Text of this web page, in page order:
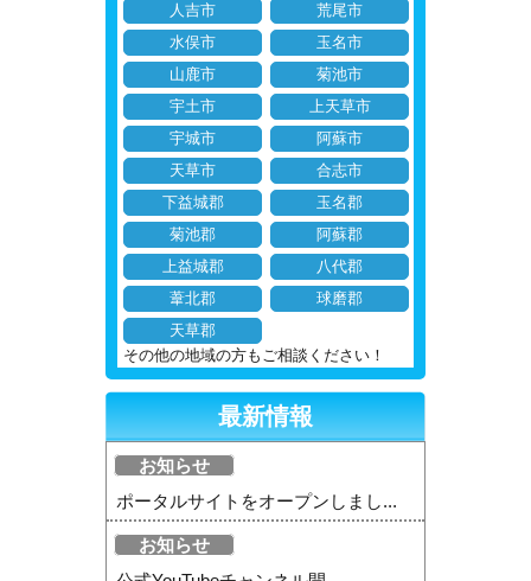
人吉市
荒尾市
水俣市
玉名市
山鹿市
菊池市
宇土市
上天草市
宇城市
阿蘇市
天草市
合志市
下益城郡
玉名郡
菊池郡
阿蘇郡
上益城郡
八代郡
葦北郡
球磨郡
天草郡
その他の地域の方もご相談ください！
最新情報
お知らせ
ポータルサイトをオープンしまし...
お知らせ